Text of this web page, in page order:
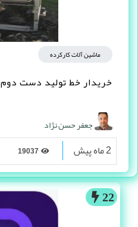
22
ماشین آلات کارکرده
خریدار خط تولید دست دوم
جعفر حسن نژاد
2 ماه پیش